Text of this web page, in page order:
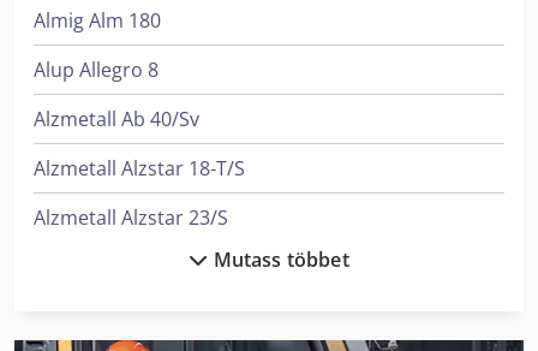
Almig Alm 180
Alup Allegro 8
Alzmetall Ab 40/Sv
Alzmetall Alzstar 18-T/S
Alzmetall Alzstar 23/S
Alzmetall Alzstar 30/SMutass többet